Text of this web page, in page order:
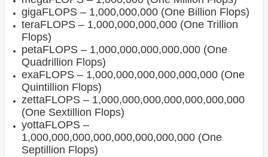
gigaFLOPS – 1,000,000,000 (One Billion Flops)
teraFLOPS – 1,000,000,000,000 (One Trillion
Flops)
petaFLOPS – 1,000,000,000,000,000 (One
Quadrillion Flops)
exaFLOPS – 1,000,000,000,000,000,000 (One
Quintillion Flops)
zettaFLOPS – 1,000,000,000,000,000,000,000
(One Sextillion Flops)
yottaFLOPS –
1,000,000,000,000,000,000,000,000 (One
Septillion Flops)